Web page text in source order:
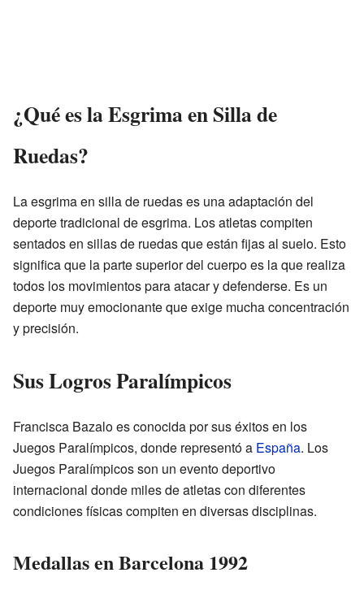
¿Qué es la Esgrima en Silla de
Ruedas?
La esgrima en silla de ruedas es una adaptación del
deporte tradicional de esgrima. Los atletas compiten
sentados en sillas de ruedas que están fijas al suelo. Esto
significa que la parte superior del cuerpo es la que realiza
todos los movimientos para atacar y defenderse. Es un
deporte muy emocionante que exige mucha concentración
y precisión.
Sus Logros Paralímpicos
Francisca Bazalo es conocida por sus éxitos en los
Juegos Paralímpicos, donde representó a España. Los
Juegos Paralímpicos son un evento deportivo
internacional donde miles de atletas con diferentes
condiciones físicas compiten en diversas disciplinas.
Medallas en Barcelona 1992